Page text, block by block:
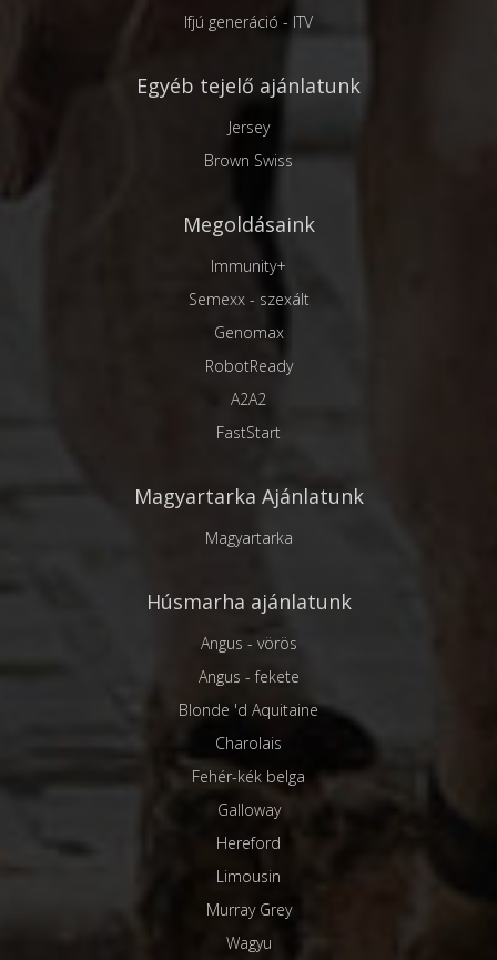
Ifjú generáció - ITV
Egyéb tejelő ajánlatunk
Jersey
Brown Swiss
Megoldásaink
Immunity+
Semexx - szexált
Genomax
RobotReady
A2A2
FastStart
Magyartarka Ajánlatunk
Magyartarka
Húsmarha ajánlatunk
Angus - vörös
Angus - fekete
Blonde 'd Aquitaine
Charolais
Fehér-kék belga
Galloway
Hereford
Limousin
Murray Grey
Wagyu